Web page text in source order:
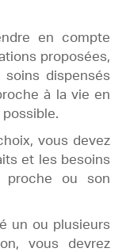
en compte
proposées,
dispensés
à la vie en
vous devez
et les besoins
proche ou son
un ou plusieurs
vous devrez